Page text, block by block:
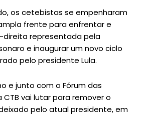
os cetebistas se empenharam
frente para enfrentar e
representada pela
e inaugurar um novo ciclo
pelo presidente Lula.
e junto com o Fórum das
CTB vai lutar para remover o
pelo atual presidente, em